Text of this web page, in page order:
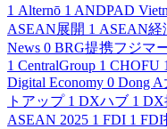
1 Alternō 1 ANDPAD
ASEAN展開 1 ASEAN経
News 0 BRG提携フジマ
1 CentralGroup 1 CHOFU 1
Digital Economy 0 Dong A
トアップ 1 DXハブ 1 DX
ASEAN 2025 1 FDI 1 FDI